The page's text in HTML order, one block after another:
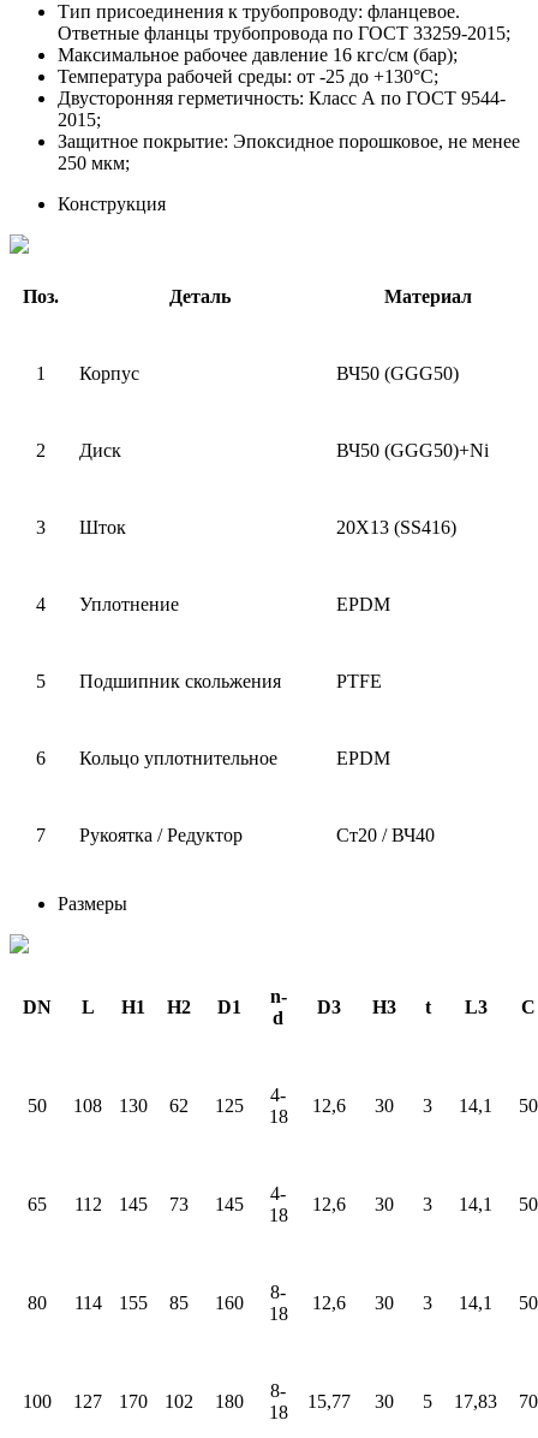
Тип присоединения к трубопроводу: фланцевое.
Ответные фланцы трубопровода по ГОСТ 33259-2015;
Максимальное рабочее давление 16 кгс/см (бар);
Температура рабочей среды: от -25 до +130°С;
Двусторонняя герметичность: Класс А по ГОСТ 9544-
2015;
Защитное покрытие: Эпоксидное порошковое, не менее
250 мкм;
Конструкция
Поз. Деталь Материал
1 Корпус ВЧ50 (GGG50)
2 Диск ВЧ50 (GGG50)+Ni
3 Шток 20Х13 (SS416)
4 Уплотнение EPDM
5 Подшипник скольжения PTFE
6 Кольцо уплотнительное EPDM
7 Рукоятка / Редуктор Ст20 / ВЧ40
Размеры
DN L H1 H2 D1
n-
d
D3 H3 t L3 C
50 108 130 62 125
4-
18
12,6 30 3 14,1 50
65 112 145 73 145
4-
18
12,6 30 3 14,1 50
80 114 155 85 160
8-
18
12,6 30 3 14,1 50
100 127 170 102 180
8-
18
15,77 30 5 17,83 70